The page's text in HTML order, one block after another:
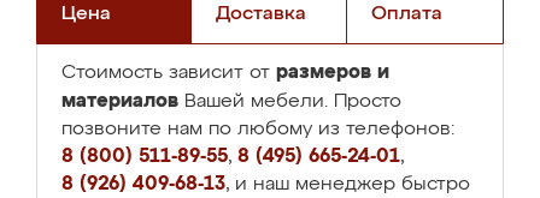
Цена Доставка Оплата
Стоимость зависит от размеров и
материалов Вашей мебели. Просто
позвоните нам по любому из телефонов:
8 (800) 511-89-55, 8 (495) 665-24-01,
8 (926) 409-68-13, и наш менеджер быстро